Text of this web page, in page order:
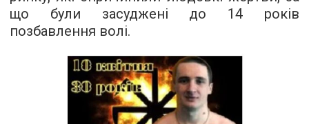
що були засуджені до 14 років
позбавлення волі.